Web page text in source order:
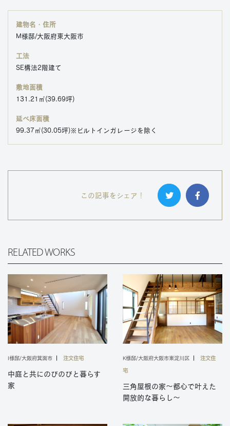
建物名・住所
M様邸/大阪府東大阪市
工法
SE構法2階建て
敷地面積
131.21㎡(39.69坪)
延べ床面積
99.37㎡(30.05坪)※ビルトインガレージを除く
この記事をシェア！
RELATED WORKS
I様邸/大阪府箕面市 注文住宅
中庭と共にのびのびと暮らす
家
K様邸/大阪府大阪市東淀川区 注文住
宅
三角屋根の家～都心で叶えた
開放的な暮らし～